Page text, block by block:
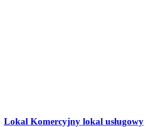
Lokal Komercyjny lokal usługowy